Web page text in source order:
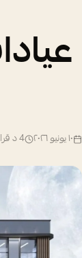
١٠ يونيو ٢٠٢٦ 4د